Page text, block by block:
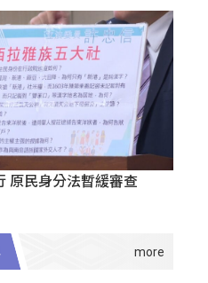
原民身分法暫緩審查